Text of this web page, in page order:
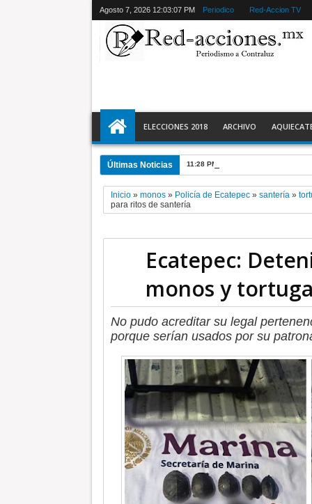
Agosto 7, 2026 12:03:08 PM Periodico Red-Accion TV
ELECCIONES 2018 ARCHIVO
Últimas Noticias 11:28 PM
Inicio» monos» Policía de Ecatepec» santería»
para ritos de santería
Ecatepec:
monos y
No pudo acreditar su legal
porque serían usados por su